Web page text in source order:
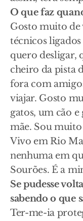
O que faz
Gosto muito de
técnicos
quero desligar,
cheiro da pista
fora com
viajar. Gosto
gatos, um cão
mãe. Sou
Vivo em Rio
nenhuma em
Sourões. É a
Se pudesse
sabendo o que
Ter-me-ia